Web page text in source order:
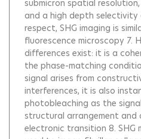
submicron spatial
and a high depth
respect, SHG imaging is
fluorescence microscopy 7.
differences exist: it is a
the phase-matching
signal arises from
interferences, it is also
photobleaching as the
structural arrangement and
electronic transition 8. SHG